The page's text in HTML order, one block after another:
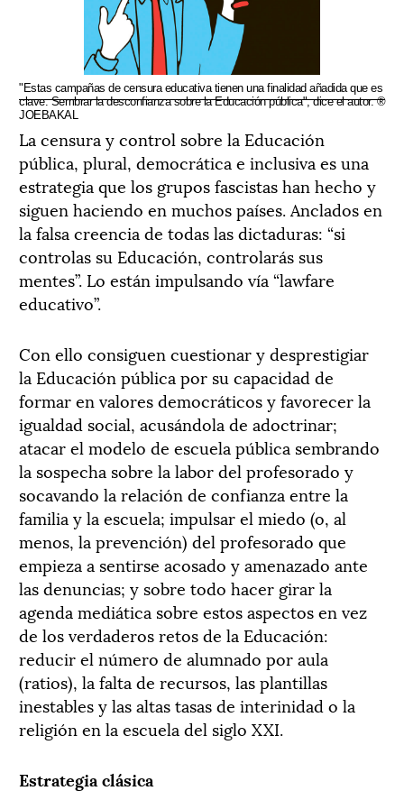
"Estas campañas de censura educativa tienen una finalidad añadida que es
clave. Sembrar la desconfianza sobre la Educación pública", dice el autor. ®
JOEBAKAL
La censura y control sobre la Educación
pública, plural, democrática e inclusiva es una
estrategia que los grupos fascistas han hecho y
siguen haciendo en muchos países. Anclados en
la falsa creencia de todas las dictaduras: “si
controlas su Educación, controlarás sus
mentes”. Lo están impulsando vía “lawfare
educativo”.
Con ello consiguen cuestionar y desprestigiar
la Educación pública por su capacidad de
formar en valores democráticos y favorecer la
igualdad social, acusándola de adoctrinar;
atacar el modelo de escuela pública sembrando
la sospecha sobre la labor del profesorado y
socavando la relación de confianza entre la
familia y la escuela; impulsar el miedo (o, al
menos, la prevención) del profesorado que
empieza a sentirse acosado y amenazado ante
las denuncias; y sobre todo hacer girar la
agenda mediática sobre estos aspectos en vez
de los verdaderos retos de la Educación:
reducir el número de alumnado por aula
(ratios), la falta de recursos, las plantillas
inestables y las altas tasas de interinidad o la
religión en la escuela del siglo XXI.
Estrategia clásica